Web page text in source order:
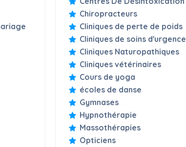
Chiropracteurs
Cliniques de perte de poids
Cliniques de soins d'urgence
Cliniques Naturopathiques
Cliniques vétérinaires
Cours de yoga
écoles de danse
Gymnases
Hypnothérapie
Massothérapies
Opticiens